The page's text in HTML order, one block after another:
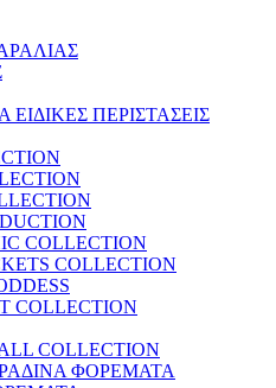
ΕΙΔΙΚΕΣ ΠΕΡΙΣΤΑΣΕΙΣ
COLLECTION
COLLECTION
COLLECTION
COLLECTION
ΦΟΡΕΜΑΤΑ